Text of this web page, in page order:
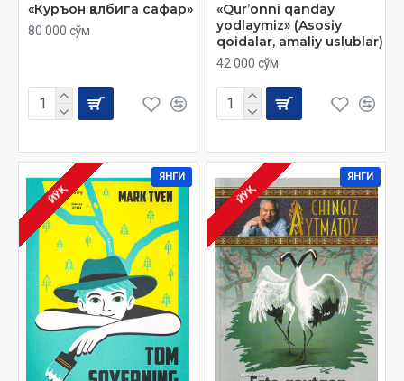
«Куръон қалбига сафар»
80 000 сўм
«Qur’onni qanday
yodlaymiz» (Asosiy
qoidalar, amaliy uslublar)
42 000 сўм
ЯНГИ
ЙЎҚ
ЯНГИ
ЙЎҚ